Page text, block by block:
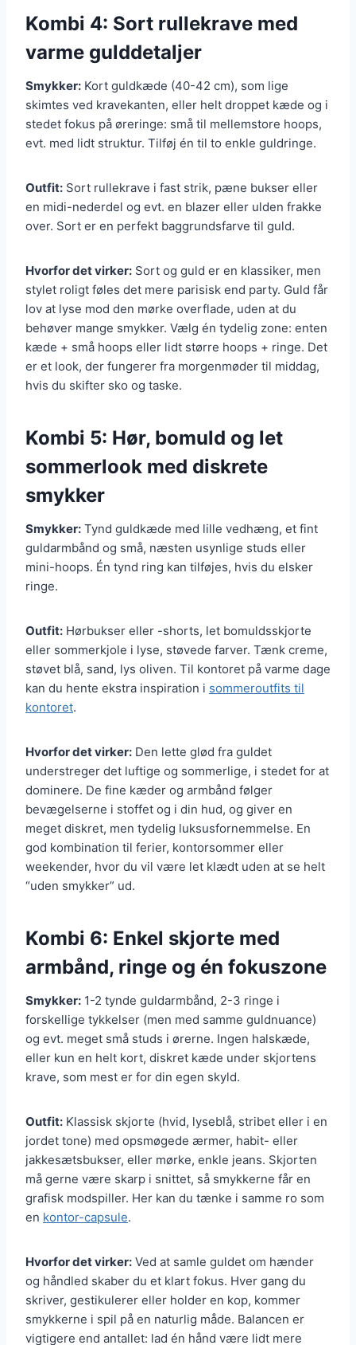
Kombi 4: Sort rullekrave med
varme gulddetaljer
Smykker: Kort guldkæde (40-42 cm), som lige
skimtes ved kravekanten, eller helt droppet kæde og i
stedet fokus på øreringe: små til mellemstore hoops,
evt. med lidt struktur. Tilføj én til to enkle guldringe.
Outfit: Sort rullekrave i fast strik, pæne bukser eller
en midi-nederdel og evt. en blazer eller ulden frakke
over. Sort er en perfekt baggrundsfarve til guld.
Hvorfor det virker: Sort og guld er en klassiker, men
stylet roligt føles det mere parisisk end party. Guld får
lov at lyse mod den mørke overflade, uden at du
behøver mange smykker. Vælg én tydelig zone: enten
kæde + små hoops eller lidt større hoops + ringe. Det
er et look, der fungerer fra morgenmøder til middag,
hvis du skifter sko og taske.
Kombi 5: Hør, bomuld og let
sommerlook med diskrete
smykker
Smykker: Tynd guldkæde med lille vedhæng, et fint
guldarmbånd og små, næsten usynlige studs eller
mini-hoops. Én tynd ring kan tilføjes, hvis du elsker
ringe.
Outfit: Hørbukser eller -shorts, let bomuldsskjorte
eller sommerkjole i lyse, støvede farver. Tænk creme,
støvet blå, sand, lys oliven. Til kontoret på varme dage
kan du hente ekstra inspiration i sommeroutfits til
kontoret.
Hvorfor det virker: Den lette glød fra guldet
understreger det luftige og sommerlige, i stedet for at
dominere. De fine kæder og armbånd følger
bevægelserne i stoffet og i din hud, og giver en
meget diskret, men tydelig luksusfornemmelse. En
god kombination til ferier, kontorsommer eller
weekender, hvor du vil være let klædt uden at se helt
“uden smykker” ud.
Kombi 6: Enkel skjorte med
armbånd, ringe og én fokuszone
Smykker: 1-2 tynde guldarmbånd, 2-3 ringe i
forskellige tykkelser (men med samme guldnuance)
og evt. meget små studs i ørerne. Ingen halskæde,
eller kun en helt kort, diskret kæde under skjortens
krave, som mest er for din egen skyld.
Outfit: Klassisk skjorte (hvid, lyseblå, stribet eller i en
jordet tone) med opsmøgede ærmer, habit- eller
jakkesætsbukser, eller mørke, enkle jeans. Skjorten
må gerne være skarp i snittet, så smykkerne får en
grafisk modspiller. Her kan du tænke i samme ro som
en kontor-capsule.
Hvorfor det virker: Ved at samle guldet om hænder
og håndled skaber du et klart fokus. Hver gang du
skriver, gestikulerer eller holder en kop, kommer
smykkerne i spil på en naturlig måde. Balancen er
vigtigere end antallet: lad én hånd være lidt mere